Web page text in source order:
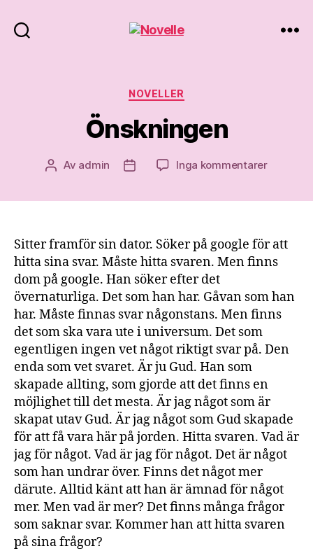
Kategorier
NOVELLER
Önskningen
Inläggsförfattare
Av admin InläggsdatumInga kommentarertill
Sitter framför sin dator. Söker på google för att
hitta sina svar. Måste hitta svaren. Men finns
dom på google. Han söker efter det
övernaturliga. Det som han har. Gåvan som han
har. Måste finnas svar någonstans. Men finns
det som ska vara ute i universum. Det som
egentligen ingen vet något riktigt svar på. Den
enda som vet svaret. Är ju Gud. Han som
skapade allting, som gjorde att det finns en
möjlighet till det mesta. Är jag något som är
skapat utav Gud. Är jag något som Gud skapade
för att få vara här på jorden. Hitta svaren. Vad är
jag för något. Vad är jag för något. Det är något
som han undrar över. Finns det något mer
därute. Alltid känt att han är ämnad för något
mer. Men vad är mer? Det finns många frågor
som saknar svar. Kommer han att hitta svaren
på sina frågor?